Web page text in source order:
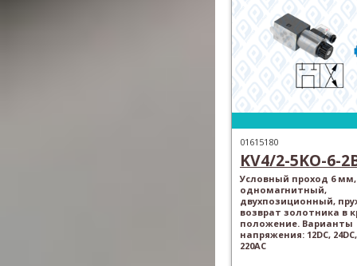
01615180
KV4/2-5KO-6-
Условный проход 6 мм,
одномагнитный,
двухпозиционный,
возврат золотника в
положение. Варианты
напряжения: 12DC, 24DC,
220AC